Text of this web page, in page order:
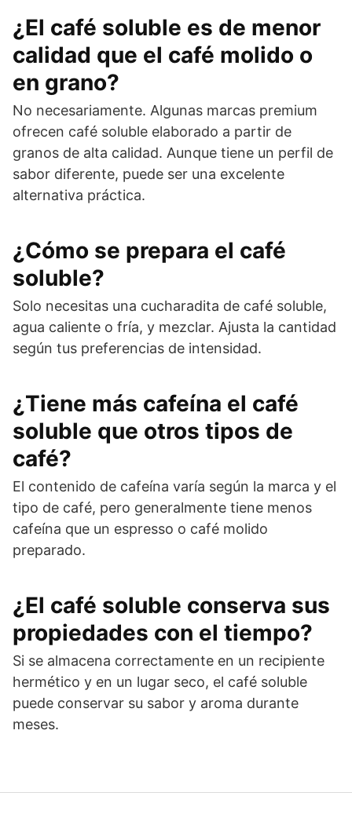
¿El café soluble es de menor
calidad que el café molido o
en grano?
No necesariamente. Algunas marcas premium
ofrecen café soluble elaborado a partir de
granos de alta calidad. Aunque tiene un perfil de
sabor diferente, puede ser una excelente
alternativa práctica.
¿Cómo se prepara el café
soluble?
Solo necesitas una cucharadita de café soluble,
agua caliente o fría, y mezclar. Ajusta la cantidad
según tus preferencias de intensidad.
¿Tiene más cafeína el café
soluble que otros tipos de
café?
El contenido de cafeína varía según la marca y el
tipo de café, pero generalmente tiene menos
cafeína que un espresso o café molido
preparado.
¿El café soluble conserva sus
propiedades con el tiempo?
Si se almacena correctamente en un recipiente
hermético y en un lugar seco, el café soluble
puede conservar su sabor y aroma durante
meses.